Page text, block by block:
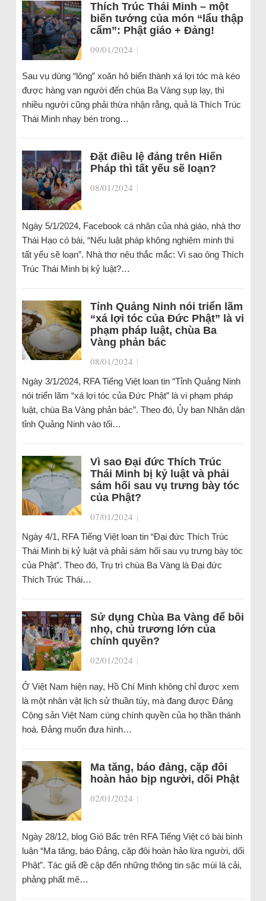
Thích Trúc Thái Minh – một
biến tướng của món “lẩu thập
cẩm”: Phật giáo + Đảng!
09/01/2024 |
Sau vụ dùng “lông” xoăn hô biến thành xá lợi tóc mà kéo
được hàng vạn người đến chùa Ba Vàng sụp lạy, thì
nhiều người cũng phải thừa nhận rằng, quả là Thích Trúc
Thái Minh nhạy bén trong…
Đặt điều lệ đảng trên Hiến
Pháp thì tất yếu sẽ loạn?
08/01/2024 |
Ngày 5/1/2024, Facebook cá nhân của nhà giáo, nhà thơ
Thái Hạo có bài, “Nếu luật pháp không nghiêm minh thì
tất yếu sẽ loạn”. Nhà thơ nêu thắc mắc: Vì sao ông Thích
Trúc Thái Minh bị kỷ luật?…
Tỉnh Quảng Ninh nói triển lãm
“xá lợi tóc của Đức Phật” là vi
phạm pháp luật, chùa Ba
Vàng phản bác
08/01/2024 |
Ngày 3/1/2024, RFA Tiếng Việt loan tin “Tỉnh Quảng Ninh
nói triển lãm “xá lợi tóc của Đức Phật” là vi phạm pháp
luật, chùa Ba Vàng phản bác”. Theo đó, Ủy ban Nhân dân
tỉnh Quảng Ninh vào tối…
Vì sao Đại đức Thích Trúc
Thái Minh bị kỷ luật và phải
sám hối sau vụ trưng bày tóc
của Phật?
07/01/2024 |
Ngày 4/1, RFA Tiếng Việt loan tin “Đại đức Thích Trúc
Thái Minh bị kỷ luật và phải sám hối sau vụ trưng bày tóc
của Phật”. Theo đó, Trụ trì chùa Ba Vàng là Đại đức
Thích Trúc Thái…
Sử dụng Chùa Ba Vàng để bôi
nhọ, chủ trương lớn của
chính quyền?
02/01/2024 |
Ở Việt Nam hiện nay, Hồ Chí Minh không chỉ được xem
là một nhân vật lịch sử thuần túy, mà đang được Đảng
Cộng sản Việt Nam cùng chính quyền của họ thần thánh
hoá. Đảng muốn đưa hình…
Ma tăng, báo đảng, cặp đôi
hoàn hảo bịp người, dối Phật
02/01/2024 |
Ngày 28/12, blog Gió Bấc trên RFA Tiếng Việt có bài bình
luận “Ma tăng, báo Đảng, cặp đôi hoàn hảo lừa người, dối
Phật”. Tác giả đề cập đến những thông tin sặc mùi lá cải,
phảng phất mê…